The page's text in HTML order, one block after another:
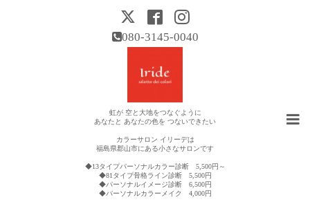
080-3145-0040
虹が 空と大地をつなぐように
あなたと あなたの色を つないできたい
カラーサロン イリーデは
福島県郡山市にある小さなサロンです
◆13タイプパーソナルカラー診断 5,500円～
◆81タイプ骨格ライン診断 5,500円
◆パーソナルイメージ診断 6,500円
◆パーソナルカラーメイク 4,000円